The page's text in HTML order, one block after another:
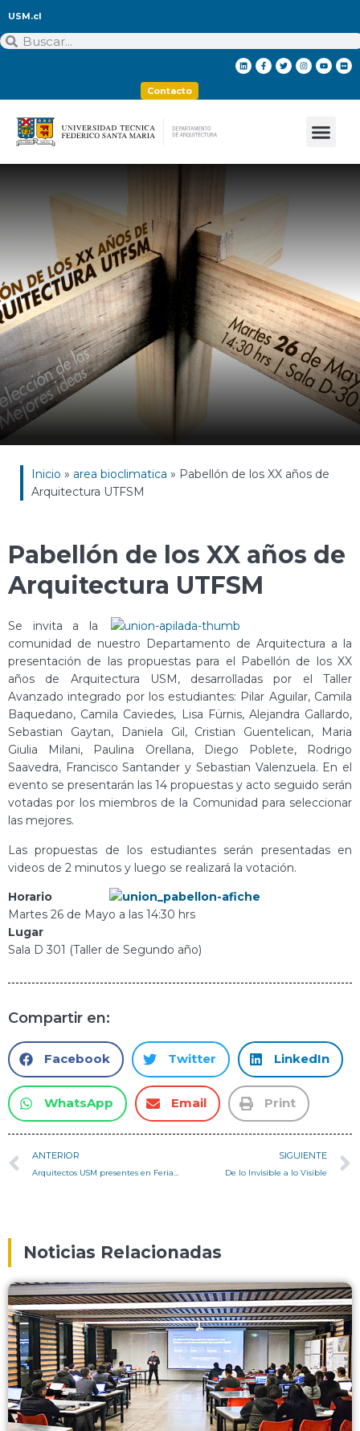
USM.cl
Contacto
Inicio » area bioclimatica » Pabellón de los XX años de
Arquitectura UTFSM
Pabellón de los XX años de
Arquitectura UTFSM
Se invita a la
comunidad de nuestro Departamento de Arquitectura a la
presentación de las propuestas para el Pabellón de los XX
años de Arquitectura USM, desarrolladas por el Taller
Avanzado integrado por los estudiantes: Pilar Aguilar, Camila
Baquedano, Camila Caviedes, Lisa Fürnis, Alejandra Gallardo,
Sebastian Gaytan, Daniela Gil, Cristian Guentelican, Maria
Giulia Milani, Paulina Orellana, Diego Poblete, Rodrigo
Saavedra, Francisco Santander y Sebastian Valenzuela. En el
evento se presentarán las 14 propuestas y acto seguido serán
votadas por los miembros de la Comunidad para seleccionar
las mejores.
Las propuestas de los estudiantes serán presentadas en
videos de 2 minutos y luego se realizará la votación.
Horario
Martes 26 de Mayo a las 14:30 hrs
Lugar
Sala D 301 (Taller de Segundo año)
Compartir en:
Facebook Twitter LinkedIn
WhatsApp Email Print
ANTERIOR SIGUIENTE
De lo Invisible a lo Visible
Noticias Relacionadas